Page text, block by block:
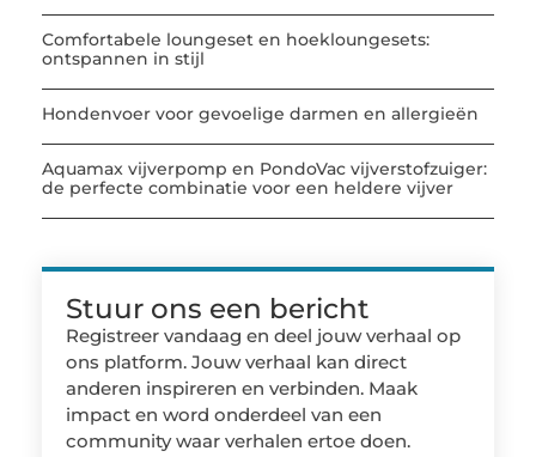
Comfortabele loungeset en hoekloungesets:
ontspannen in stijl
Hondenvoer voor gevoelige darmen en allergieën
Aquamax vijverpomp en PondoVac vijverstofzuiger:
de perfecte combinatie voor een heldere vijver
Stuur ons een bericht
Registreer vandaag en deel jouw verhaal op
ons platform. Jouw verhaal kan direct
anderen inspireren en verbinden. Maak
impact en word onderdeel van een
community waar verhalen ertoe doen.